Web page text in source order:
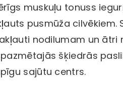
muskuļu tonuss
pusmūža cilvēkiem.
nodilumam un ātri
šķiedrās
sajūtu centrs.